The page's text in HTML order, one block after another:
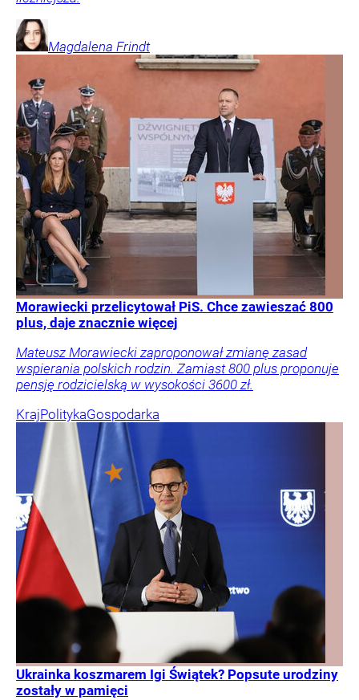
Magdalena Frindt
Morawiecki przelicytował PiS. Chce zawieszać 800
plus, daje znacznie więcej
Mateusz Morawiecki zaproponował zmianę zasad
wspierania polskich rodzin. Zamiast 800 plus proponuje
pensję rodzicielską w wysokości 3600 zł.
KrajPolitykaGospodarka
Ukrainka koszmarem Igi Świątek? Popsute urodziny
zostały w pamięci